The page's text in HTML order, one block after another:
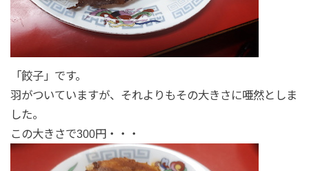
「餃子」です。
羽がついていますが、それよりもその大きさに唖然としま
した。
この大きさで300円・・・